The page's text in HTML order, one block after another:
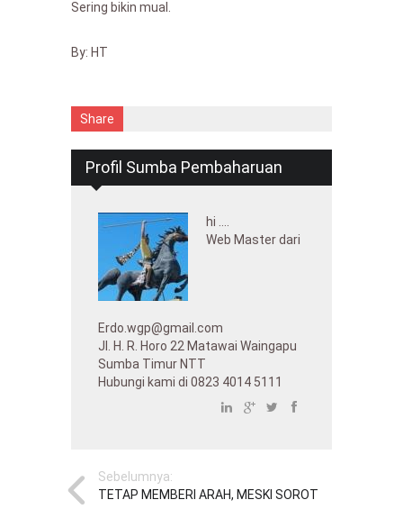
Sering bikin mual.
By: HT
Share
Profil Sumba Pembaharuan
hi ....
Web Master dari
Erdo.wgp@gmail.com
Jl. H. R. Horo 22 Matawai Waingapu
Sumba Timur NTT
Hubungi kami di 0823 4014 5111
Sebelumnya:
TETAP MEMBERI ARAH, MESKI SOROT